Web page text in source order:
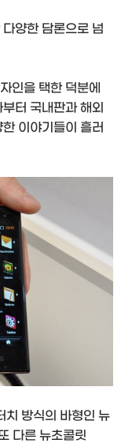
양한 담론으로 넘
인을 택한 덕분에
터 국내판과 해외
이야기들이 흘러
치 방식의 바형인 뉴
다른 뉴초콜릿